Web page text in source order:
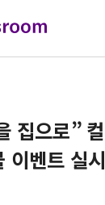
집으로”
이벤트 실시